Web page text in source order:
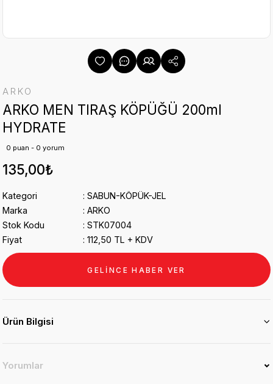
ARKO
ARKO MEN TIRAŞ KÖPÜĞÜ 200ml
HYDRATE
0 puan - 0 yorum
135,00₺
Kategori
SABUN-KÖPÜK-JEL
Marka
ARKO
Stok Kodu
STK07004
Fiyat
112,50 TL + KDV
GELİNCE HABER VER
Ürün Bilgisi
Yorumlar